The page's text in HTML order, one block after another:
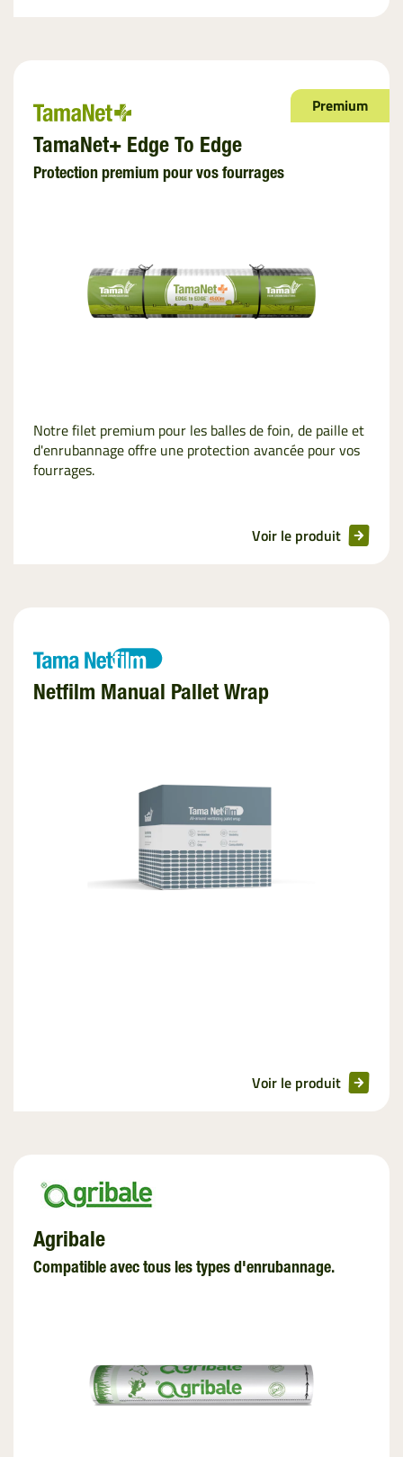
Premium
TamaNet+ Edge To Edge
Protection premium pour vos fourrages
Notre filet premium pour les balles de foin, de paille et
d'enrubannage offre une protection avancée pour vos
fourrages.
Voir le produit
Netfilm Manual Pallet Wrap
Voir le produit
Agribale
Compatible avec tous les types d'enrubannage.